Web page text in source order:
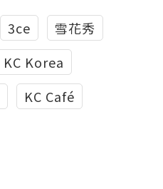
3ce
雪花秀
KC Korea
KC Café